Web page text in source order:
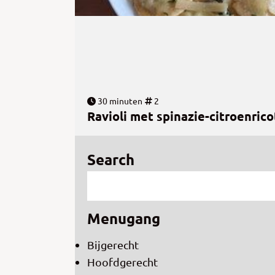
30 minuten 2
Ravioli met spinazie-
Search
Menugang
Bijgerecht
Hoofdgerecht